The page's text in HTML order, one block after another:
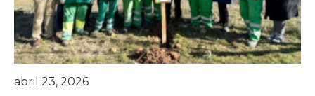
abril 23, 2026